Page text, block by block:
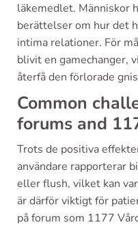
läkemedlet. Människor
berättelser om hur det
intima relationer. För
blivit en gamechanger,
återfå den förlorade
Common
forums and
Trots de positiva
användare rapporterar
eller flush, vilket kan
är därför viktigt för
på forum som 1177